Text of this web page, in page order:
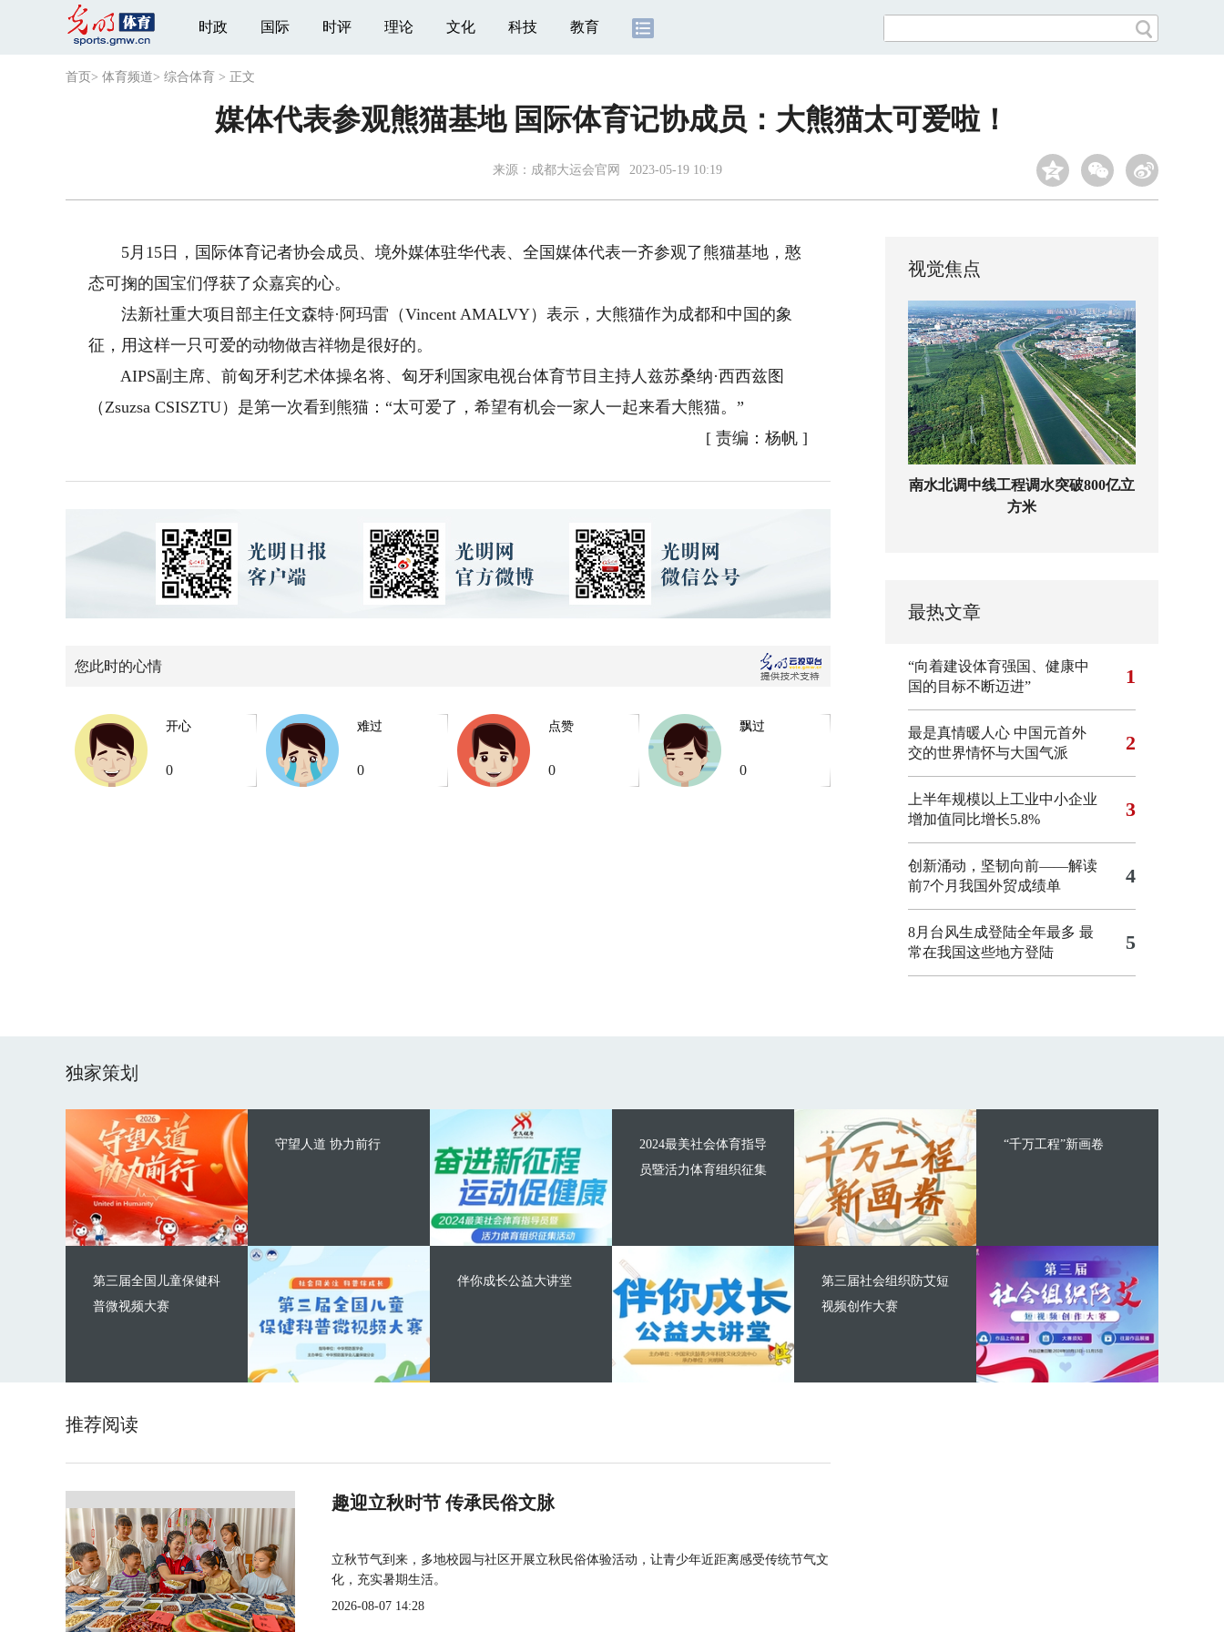
时政 国际 时评 理论 文化 科技 教育
首页 > 体育频道> 综合体育 > 正文
媒体代表参观熊猫基地 国际体育记协成员：大熊猫太可爱啦！
来源： 成都大运会官网 2023-05-19 10:19
5月15日，国际体育记者协会成员、境外媒体驻华代表、全国媒体代表一齐参观了熊猫基地，憨
态可掬的国宝们俘获了众嘉宾的心。
法新社重大项目部主任文森特·阿玛雷（Vincent AMALVY）表示，大熊猫作为成都和中国的象
征，用这样一只可爱的动物做吉祥物是很好的。
AIPS副主席、前匈牙利艺术体操名将、匈牙利国家电视台体育节目主持人兹苏桑纳·西西兹图
（Zsuzsa CSISZTU）是第一次看到熊猫：“太可爱了，希望有机会一家人一起来看大熊猫。”
[ 责编：杨帆]
您此时的心情
开心
0
难过
0
点赞
0
飘过
0
视觉焦点
南水北调中线工程调水突破800亿立
方米
最热文章
“向着建设体育强国、健康中
国的目标不断迈进”
1
最是真情暖人心 中国元首外
交的世界情怀与大国气派
2
上半年规模以上工业中小企业
增加值同比增长5.8%
3
创新涌动，坚韧向前——解读
前7个月我国外贸成绩单
4
8月台风生成登陆全年最多 最
常在我国这些地方登陆
5
独家策划
守望人道 协力前行
第三届全国儿童保健科
普微视频大赛
2024最美社会体育指导
员暨活力体育组织征集
伴你成长公益大讲堂
“千万工程”新画卷
第三届社会组织防艾短
视频创作大赛
推荐阅读
趣迎立秋时节 传承民俗文脉
立秋节气到来，多地校园与社区开展立秋民俗体验活动，让青少年近距离感受传统节气文
化，充实暑期生活。
2026-08-07 14:28